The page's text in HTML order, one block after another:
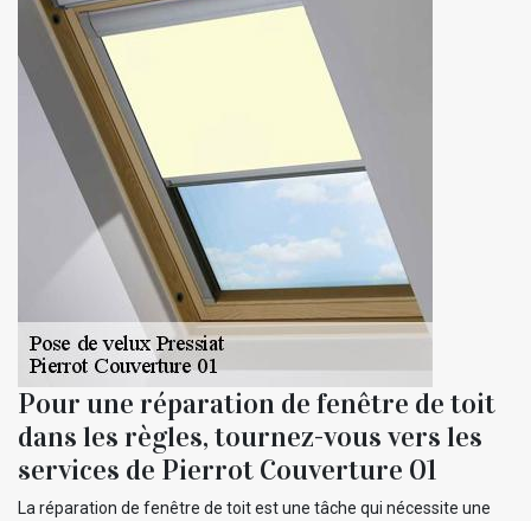
Pour une réparation de fenêtre de toit
dans les règles, tournez-vous vers les
services de Pierrot Couverture 01
La réparation de fenêtre de toit est une tâche qui nécessite une